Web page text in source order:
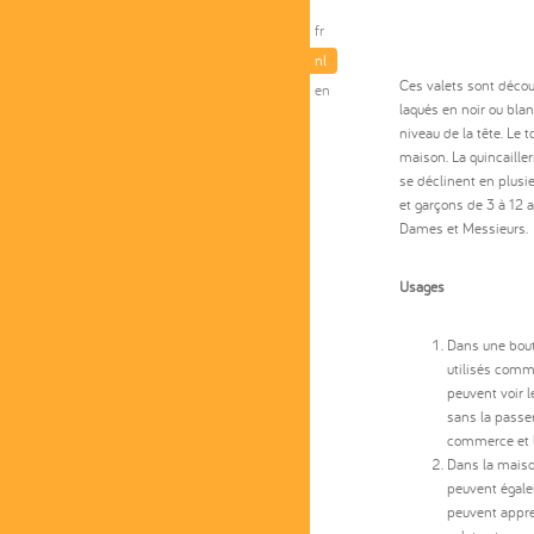
fr
nl
en
Ces valets sont
laqués en noir ou
niveau de la tête. Le
maison. La
se déclinent en
et garçons de 3 à 12
Dames et Messieurs.
Usages
Dans une
utilisés
peuvent voir
sans la
commerce et
Dans la
peuvent
peuvent